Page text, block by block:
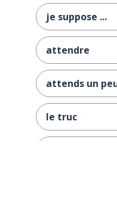
je suppose ...
attendre
attends un
le truc